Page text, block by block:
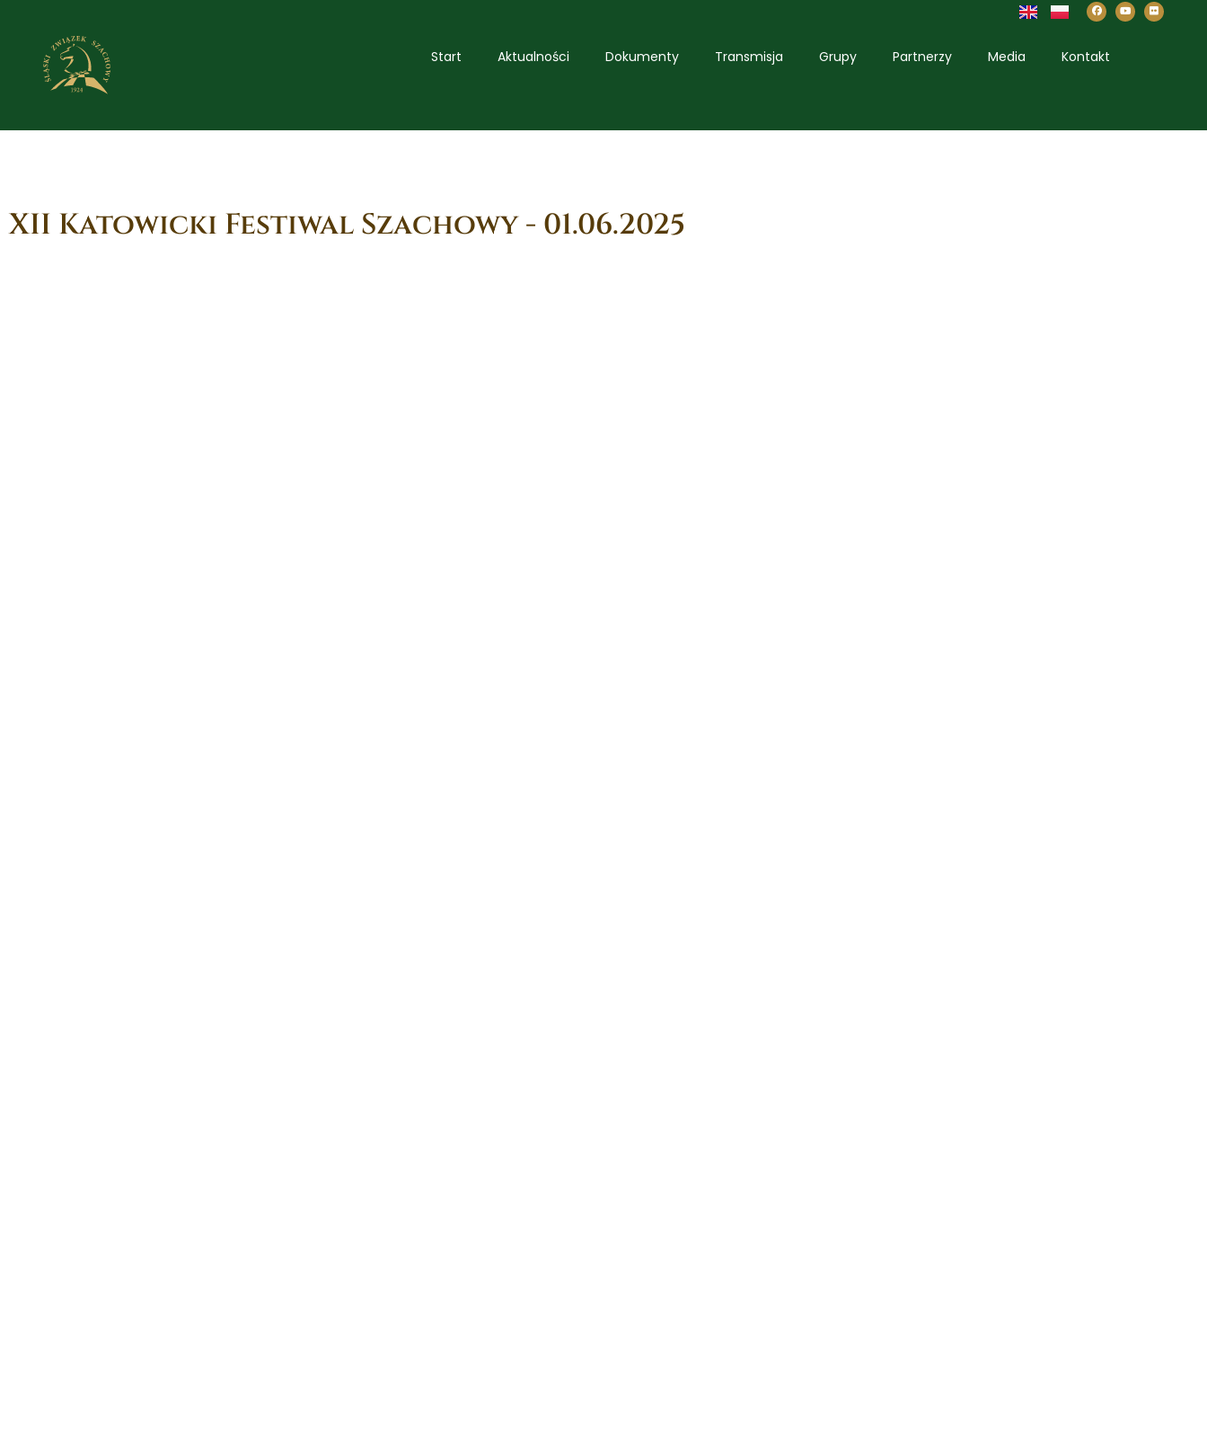
Start Aktualności Dokumenty Transmisja Grupy Partnerzy Media Kontakt
XII Katowicki Festiwal Szachowy - 01.06.2025